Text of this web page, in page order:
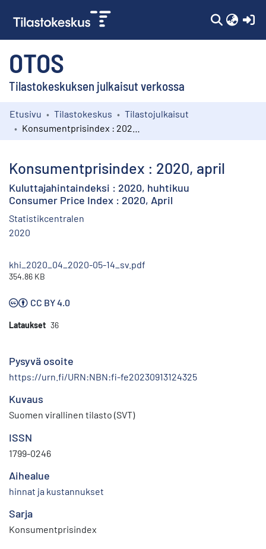
OTOS
Tilastokeskuksen julkaisut verkossa
Kokoelmat
Etusivu Tilastokeskus
Tilastojulkaisut
Konsumentprisindex : 2020, april
Kuluttajahintaindeksi : 2020, huhtikuu
Consumer Price Index : 2020, April
Statistikcentralen
2020
khi_2020_04_2020-05-14_sv.pdf
354.86 KB
CC BY 4.0
Lataukset 36
Pysyvä osoite
https://urn.fi/URN:NBN:fi-fe20230913124325
Kuvaus
Suomen virallinen tilasto (SVT)
ISSN
1799-0246
Aihealue
hinnat ja kustannukset
Sarja
Konsumentprisindex